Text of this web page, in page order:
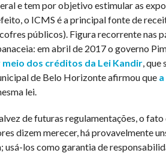
e tem por objetivo estimular as
o ICMS é a principal fonte de
públicos). Figura recorrente nas
em abril de 2017 o governo
dos créditos da Lei Kandir, que
de Belo Horizonte afirmou que
lei.
de futuras regulamentações, o fato
dizem merecer, há provavelmente
los como garantia de